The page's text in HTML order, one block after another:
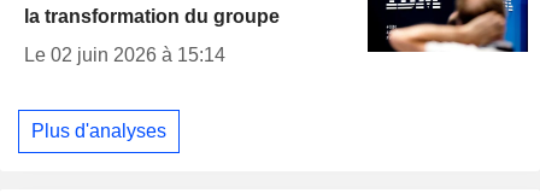
la transformation du groupe
Le 02 juin 2026 à 15:14
Plus d'analyses